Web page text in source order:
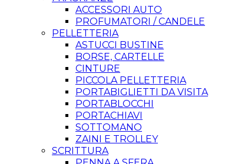
ACCESSORI AUTO
PROFUMATORI / CANDELE
PELLETTERIA
ASTUCCI BUSTINE
BORSE, CARTELLE
CINTURE
PICCOLA PELLETTERIA
PORTABIGLIETTI DA VISITA
PORTABLOCCHI
PORTACHIAVI
SOTTOMANO
ZAINI E TROLLEY
SCRITTURA